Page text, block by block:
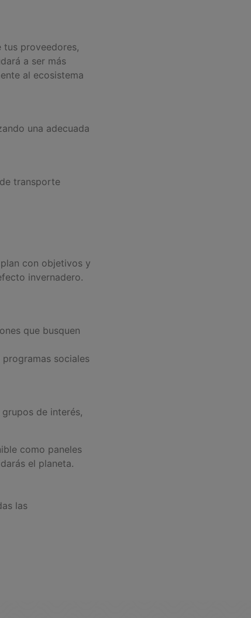
tus proveedores,
a ser más
al ecosistema
una adecuada
transporte
con objetivos y
invernadero.
que busquen
sociales
de interés,
como paneles
el planeta.
las